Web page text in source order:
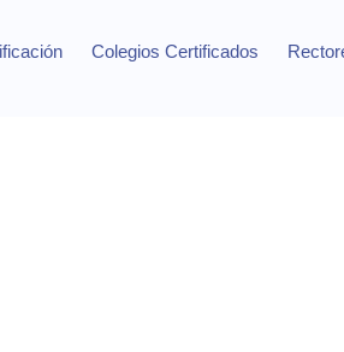
Colegios Certificados